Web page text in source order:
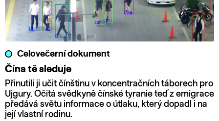
Celovečerní dokument
Čína tě sleduje
Přinutili ji učit čínštinu v koncentračních táborech pro
Ujgury. Očitá svědkyně čínské tyranie teď z emigrace
předává světu informace o útlaku, který dopadl i na
její vlastní rodinu.